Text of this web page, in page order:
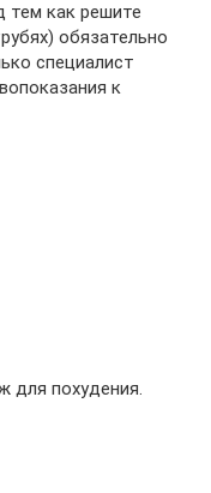
тем как решите
обязательно
специалист
к
для похудения.